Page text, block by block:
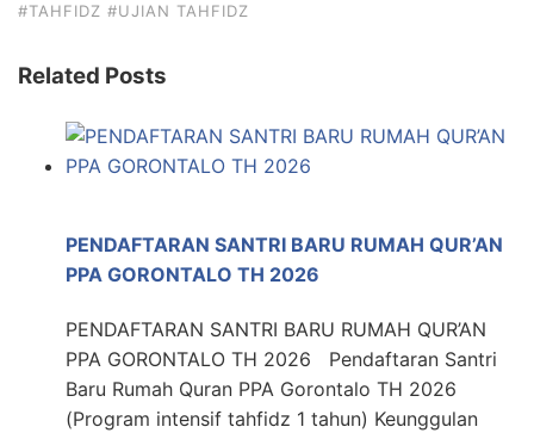
#TAHFIDZ #UJIAN TAHFIDZ
Related Posts
PENDAFTARAN SANTRI BARU RUMAH QUR’AN
PPA GORONTALO TH 2026
PENDAFTARAN SANTRI BARU RUMAH QUR’AN
PPA GORONTALO TH 2026 Pendaftaran Santri
Baru Rumah Quran PPA Gorontalo TH 2026
(Program intensif tahfidz 1 tahun) Keunggulan